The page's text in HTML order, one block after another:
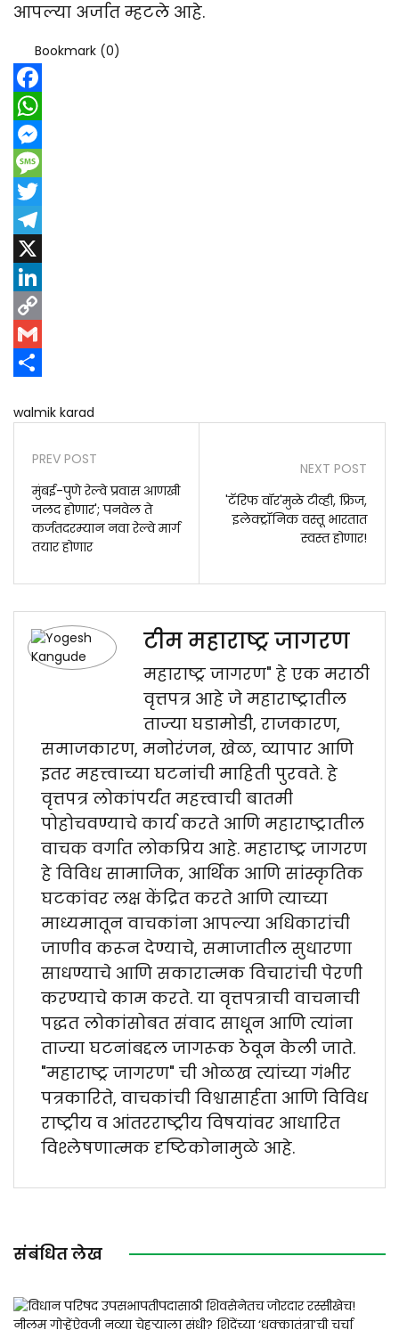
आपल्या अर्जात म्हटले आहे.
Bookmark (0)
Facebook
WhatsApp
Messenger
Message
Twitter
Telegram
X
LinkedIn
Copy
Link
Gmail
walmik karad
PREV POST
मुंबई-पुणे रेल्वे प्रवास आणखी
जलद होणार'; पनवेल ते
कर्जतदरम्यान नवा रेल्वे मार्ग
तयार होणार
NEXT POST
'टॅरिफ वॉर'मुळे टीव्ही, फ्रिज,
इलेक्ट्रॉनिक वस्तू भारतात
स्वस्त होणार!
टीम महाराष्ट्र जागरण
महाराष्ट्र जागरण" हे एक मराठी
वृत्तपत्र आहे जे महाराष्ट्रातील
ताज्या घडामोडी, राजकारण,
समाजकारण, मनोरंजन, खेळ, व्यापार आणि
इतर महत्त्वाच्या घटनांची माहिती पुरवते. हे
वृत्तपत्र लोकांपर्यंत महत्त्वाची बातमी
पोहोचवण्याचे कार्य करते आणि महाराष्ट्रातील
वाचक वर्गात लोकप्रिय आहे. महाराष्ट्र जागरण
हे विविध सामाजिक, आर्थिक आणि सांस्कृतिक
घटकांवर लक्ष केंद्रित करते आणि त्याच्या
माध्यमातून वाचकांना आपल्या अधिकारांची
जाणीव करून देण्याचे, समाजातील सुधारणा
साधण्याचे आणि सकारात्मक विचारांची पेरणी
करण्याचे काम करते. या वृत्तपत्राची वाचनाची
पद्धत लोकांसोबत संवाद साधून आणि त्यांना
ताज्या घटनांबद्दल जागरूक ठेवून केली जाते.
"महाराष्ट्र जागरण" ची ओळख त्यांच्या गंभीर
पत्रकारिते, वाचकांची विश्वासार्हता आणि विविध
राष्ट्रीय व आंतरराष्ट्रीय विषयांवर आधारित
विश्लेषणात्मक दृष्टिकोनामुळे आहे.
संबंधित लेख